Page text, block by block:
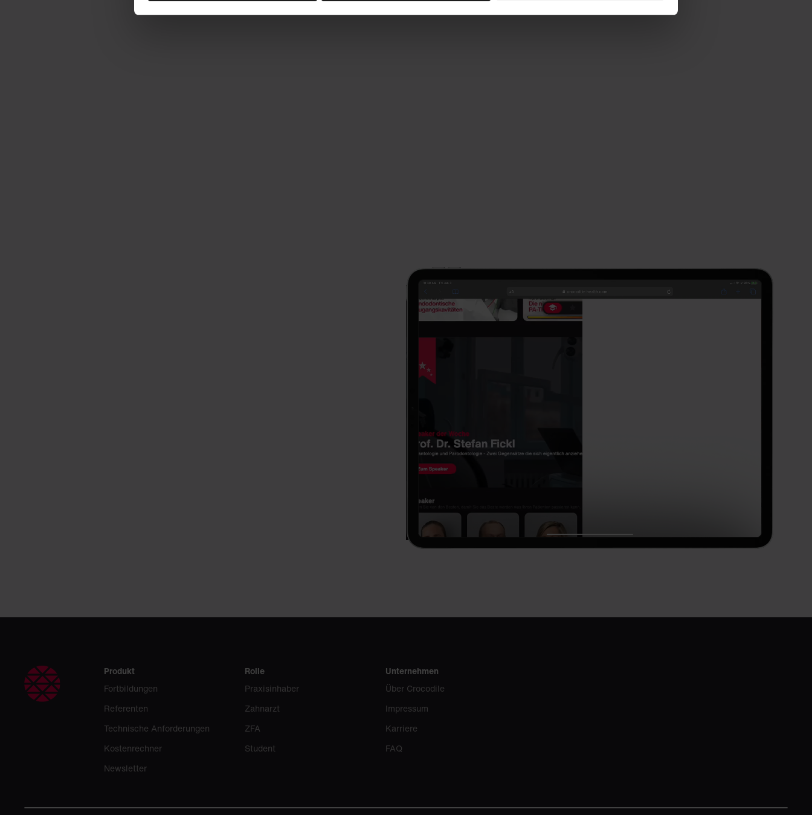
Produkt
Fortbildungen
Referenten
Technische Anforderungen
Kostenrechner
Newsletter
Rolle
Praxisinhaber
Zahnarzt
ZFA
Student
Unternehmen
Über Crocodile
Impressum
Karriere
FAQ